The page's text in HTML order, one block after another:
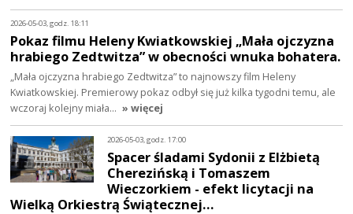
2026-05-03, godz. 18:11
Pokaz filmu Heleny Kwiatkowskiej „Mała ojczyzna
hrabiego Zedtwitza” w obecności wnuka bohatera.
„Mała ojczyzna hrabiego Zedtwitza” to najnowszy film Heleny
Kwiatkowskiej. Premierowy pokaz odbył się już kilka tygodni temu, ale
wczoraj kolejny miała… » więcej
2026-05-03, godz. 17:00
Spacer śladami Sydonii z Elżbietą
Cherezińską i Tomaszem
Wieczorkiem - efekt licytacji na
Wielką Orkiestrą Świątecznej…